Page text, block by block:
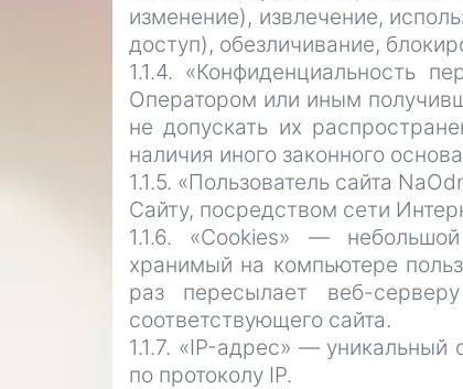
изменение), извлечение,
доступ), обезличивание,
1.1.4. «Конфиденциальность
Оператором или иным
не допускать их
наличия иного законного
1.1.5. «Пользователь сайта
Сайту, посредством сети
1.1.6. «Cookies» —
хранимый на компьютере
раз пересылает веб-
соответствующего сайта.
1.1.7. «IP-адрес» —
по протоколу IP.